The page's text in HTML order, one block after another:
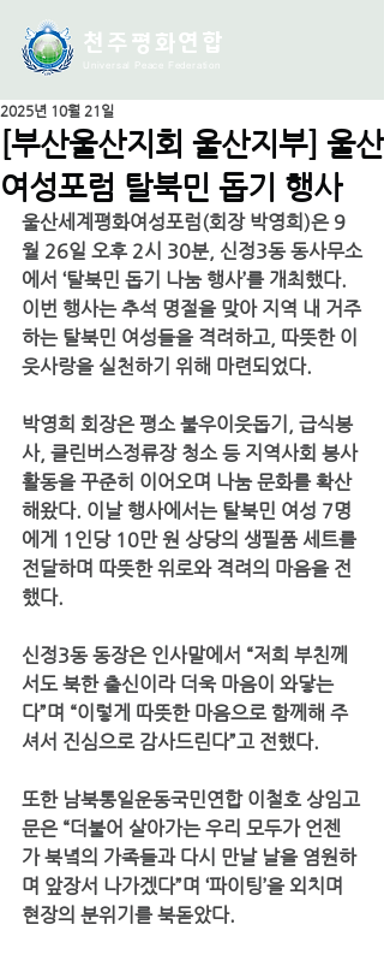
천주평화연 합
Universal Peace Federation
[부산울산지회 울산지부] 울산
여성포럼 탈북민 돕기 행사
2025년 10월 21일
울산세계평화여성포럼(회장 박영희)은 9
월 26일 오후 2시 30분, 신정3동 동사무소
에서 ‘탈북민 돕기 나눔 행사’를 개최했다.
이번 행사는 추석 명절을 맞아 지역 내 거주
하는 탈북민 여성들을 격려하고, 따뜻한 이
웃사랑을 실천하기 위해 마련되었다.
박영희 회장은 평소 불우이웃돕기, 급식봉
사, 클린버스정류장 청소 등 지역사회 봉사
활동을 꾸준히 이어오며 나눔 문화를 확산
해왔다. 이날 행사에서는 탈북민 여성 7명
에게 1인당 10만 원 상당의 생필품 세트를
전달하며 따뜻한 위로와 격려의 마음을 전
했다.
신정3동 동장은 인사말에서 “저희 부친께
서도 북한 출신이라 더욱 마음이 와닿는
다”며 “이렇게 따뜻한 마음으로 함께해 주
셔서 진심으로 감사드린다”고 전했다.
또한 남북통일운동국민연합 이철호 상임고
문은 “더불어 살아가는 우리 모두가 언젠
가 북녘의 가족들과 다시 만날 날을 염원하
며 앞장서 나가겠다”며 ‘파이팅’을 외치며
현장의 분위기를 북돋았다.